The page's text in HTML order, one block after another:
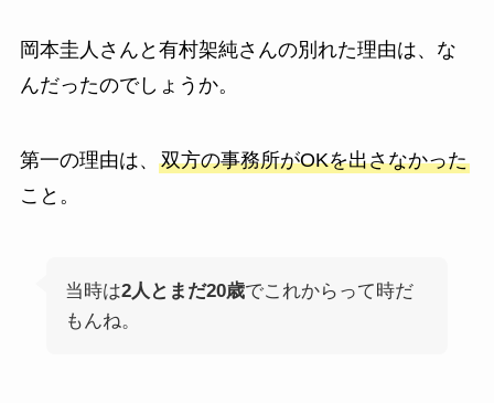
岡本圭人さんと有村架純さんの別れた理由は、な
んだったのでしょうか。
第一の理由は、 双方の事務所がOKを出さなかった
こと。
当時は2人とまだ20歳でこれからって時だ
もんね。